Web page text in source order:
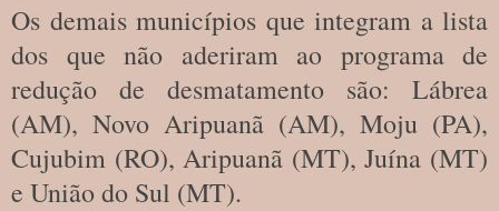
Os demais municípios que integram a lista
dos que não aderiram ao programa de
redução de desmatamento são: Lábrea
(AM), Novo Aripuanã (AM), Moju (PA),
Cujubim (RO), Aripuanã (MT), Juína (MT)
e União do Sul (MT).